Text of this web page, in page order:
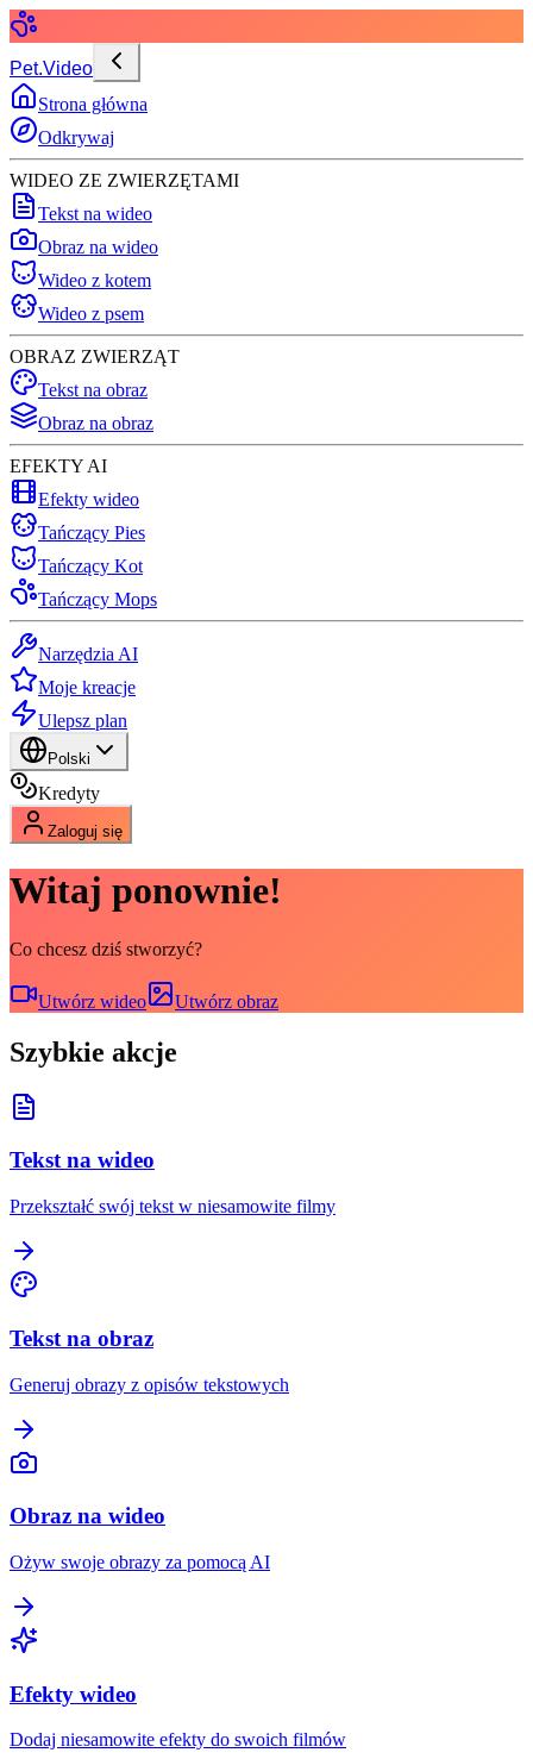
Pet.Video
Strona główna
Odkrywaj
WIDEO ZE ZWIERZĘTAMI
Tekst na wideo
Obraz na wideo
Wideo z kotem
Wideo z psem
OBRAZ ZWIERZĄT
Tekst na obraz
Obraz na obraz
EFEKTY AI
Efekty wideo
Tańczący Pies
Tańczący Kot
Tańczący Mops
Narzędzia AI
Moje kreacje
Ulepsz plan
Polski
Kredyty
Zaloguj się
Witaj ponownie!
Co chcesz dziś stworzyć?
Utwórz wideo Utwórz obraz
Szybkie akcje
Tekst na wideo
Przekształć swój tekst w niesamowite filmy
Tekst na obraz
Generuj obrazy z opisów tekstowych
Obraz na wideo
Ożyw swoje obrazy za pomocą AI
Efekty wideo
Dodaj niesamowite efekty do swoich filmów